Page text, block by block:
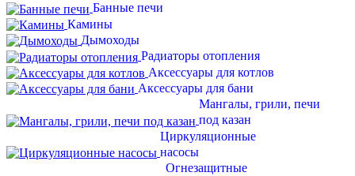
Банные печи
Камины
Дымоходы
Радиаторы отопления
Аксессуары для котлов
Аксессуары для бани
Мангалы, грили, печи
под казан
Циркуляционные
насосы
Огнезащитные